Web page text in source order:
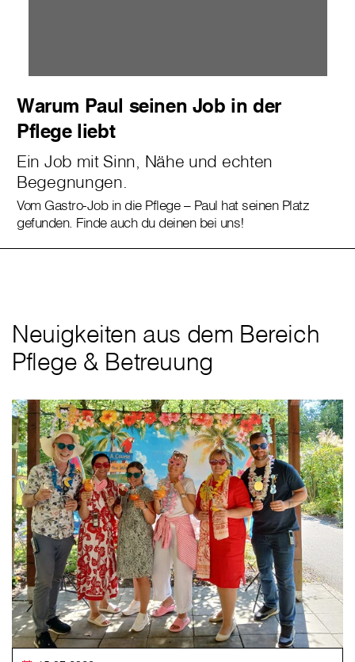
Warum Paul seinen Job in der
Pflege liebt
Ein Job mit Sinn, Nähe und echten
Begegnungen.
Vom Gastro-Job in die Pflege – Paul hat seinen Platz
gefunden. Finde auch du deinen bei uns!
Neuigkeiten aus dem Bereich
Pflege & Betreuung